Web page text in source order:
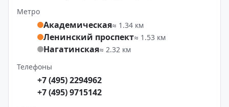
Метро
Академическая≈ 1.34 км
Ленинский проспект≈ 1.53 км
Нагатинская≈ 2.32 км
Телефоны
+7 (495) 2294962
+7 (495) 9715142